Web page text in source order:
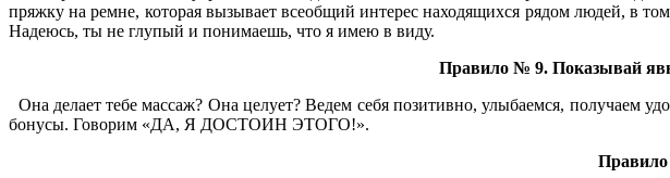
пряжку на ремне, которая вызывает всеобщий интерес находящихся рядом людей, в
Надеюсь, ты не глупый и понимаешь, что я имею в виду.
Правило № 9. Показывай
Она делает тебе массаж? Она целует? Ведем себя позитивно, улыбаемся, получаем
бонусы. Говорим «ДА, Я ДОСТОИН ЭТОГО!».